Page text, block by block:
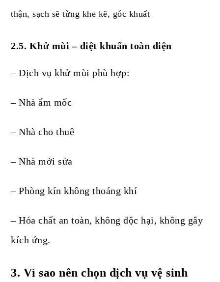
thận, sạch sẽ từng khe kẽ, góc khuất
2.5. Khử mùi – diệt khuẩn toàn diện
– Dịch vụ khử mùi phù hợp:
– Nhà ẩm mốc
– Nhà cho thuê
– Nhà mới sửa
– Phòng kín không thoáng khí
– Hóa chất an toàn, không độc hại, không gây
kích ứng.
3. Vì sao nên chọn dịch vụ vệ sinh